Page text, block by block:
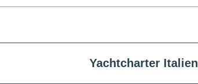
Yachtcharter Italien